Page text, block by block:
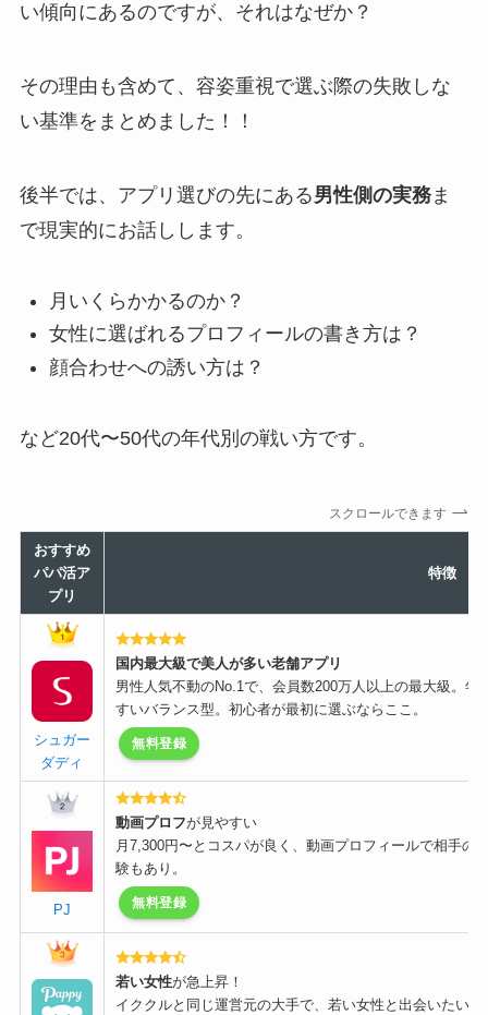
い傾向にあるのですが、それはなぜか？
その理由も含めて、容姿重視で選ぶ際の失敗しな
い基準をまとめました！！
後半では、アプリ選びの先にある男性側の実務ま
で現実的にお話しします。
月いくらかかるのか？
女性に選ばれるプロフィールの書き方は？
顔合わせへの誘い方は？
など20代〜50代の年代別の戦い方です。
スクロールできます
おすすめ
パパ活ア
プリ
特徴
シュガー
ダディ
国内最大級で美人が多い老舗アプリ
男性人気不動のNo.1で、会員数200万人以上の最大級。
すいバランス型。初心者が最初に選ぶならここ。
無料登録
PJ
動画プロフが見やすい
月7,300円〜とコスパが良く、動画プロフィールで相手の
験もあり。
無料登録
若い女性が急上昇！
イククルと同じ運営元の大手で、若い女性と出会いたい